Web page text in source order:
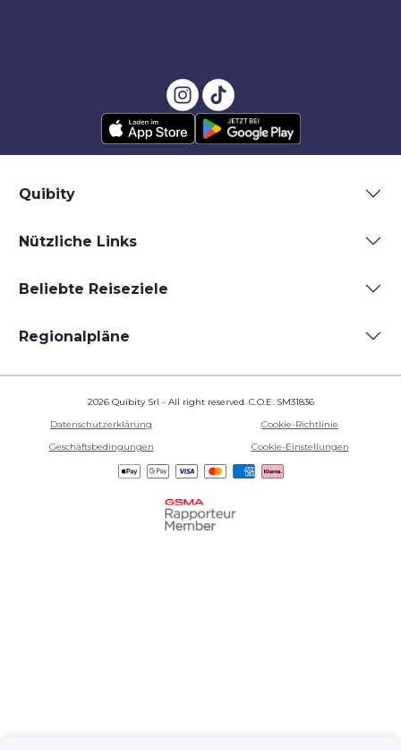
Quibity
Nützliche Links
Beliebte Reiseziele
Regionalpläne
2026 Quibity Srl - All right reserved. C.O.E. SM31836
Datenschutzerklärung
Cookie-Richtlinie
Geschäftsbedingungen
Cookie-Einstellungen